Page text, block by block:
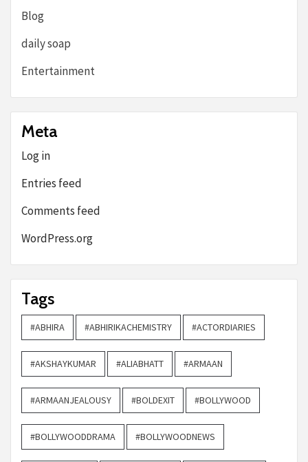
Blog
daily soap
Entertainment
Meta
Log in
Entries feed
Comments feed
WordPress.org
Tags
#ABHIRA #ABHIRIKACHEMISTRY #ACTORDIARIES
#AKSHAYKUMAR #ALIABHATT #ARMAAN
#ARMAANJEALOUSY #BOLDEXIT #BOLLYWOOD
#BOLLYWOODDRAMA #BOLLYWOODNEWS